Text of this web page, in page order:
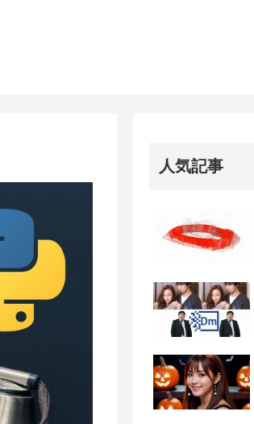
人気記事